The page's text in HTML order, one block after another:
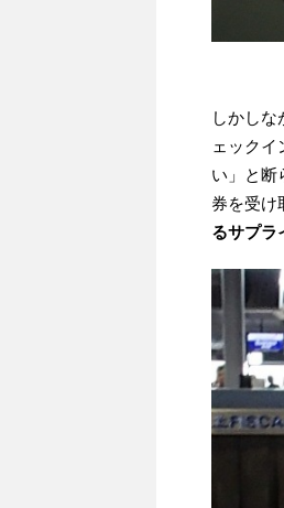
しかし
ェックイ
い」と断
券を受け
るサプラ